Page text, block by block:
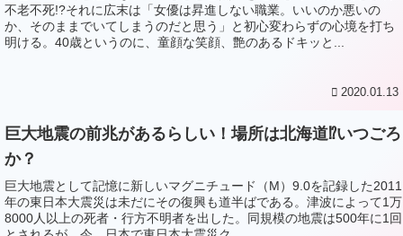
不老不死!?それに広末は「女優は昇進しない職業。いいのか悪いの
か、そのままでいてしまうのだと思う」と初心変わらずの心境を打ち
明ける。40歳というのに、童顔な笑顔、艶のあるドキッと...
2020.01.13
巨大地震の前兆があるらしい！場所は北海道⁉いつごろ
か？
巨大地震として記憶に新しいマグニチュード（M）9.0を記録した2011
年の東日本大震災は未だにその復興も道半ばである。津波によって1万
8000人以上の死者・行方不明者を出した。同規模の地震は500年に1回